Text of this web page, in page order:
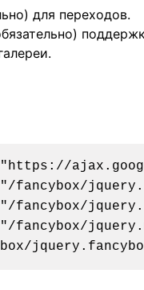
для переходов.